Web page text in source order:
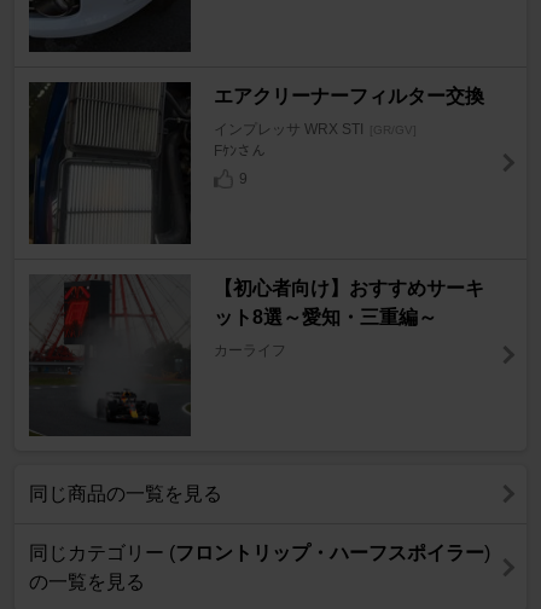
エアクリーナーフィルター交換
インプレッサ WRX STI [GR/GV]
Fｹﾝさん
9
【初心者向け】おすすめサーキ
ット8選～愛知・三重編～
カーライフ
同じ商品の一覧を見る
同じカテゴリー (フロントリップ・ハーフスポイラー)
の一覧を見る